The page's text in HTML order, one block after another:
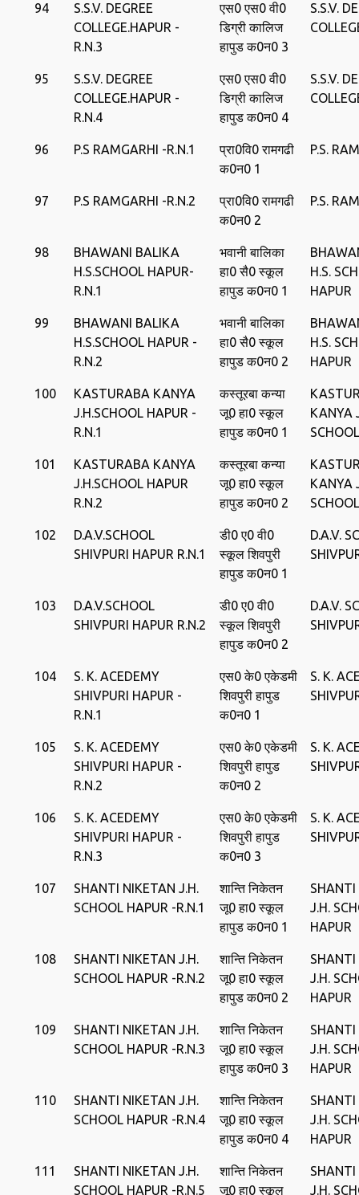
94
S.S.V. DEGREE
COLLEGE.HAPUR -
R.N.3
एस0 एस0 वी0
डिग्री कालिज
हापुड क0न0 3
S.S.V.
95
S.S.V. DEGREE
COLLEGE.HAPUR -
R.N.4
एस0 एस0 वी0
डिग्री कालिज
हापुड क0न0 4
S.S.V.
96 P.S RAMGARHI -R.N.1
प्रा0वि0 रामगढी
क0न0 1
P.S.
97 P.S RAMGARHI -R.N.2
प्रा0वि0 रामगढी
क0न0 2
P.S.
98
BHAWANI BALIKA
H.S.SCHOOL HAPUR-
R.N.1
भवानी बालिका
हा0 सै0 स्‍कूल
हापुड क0न0 1
H.S.
HAPUR
99
BHAWANI BALIKA
H.S.SCHOOL HAPUR -
R.N.2
भवानी बालिका
हा0 सै0 स्‍कूल
हापुड क0न0 2
H.S.
HAPUR
100
KASTURABA KANYA
J.H.SCHOOL HAPUR -
R.N.1
कस्‍तूरबा कन्‍या
जू0 हा0 स्‍कूल
हापुड क0न0 1
KANYA
101
KASTURABA KANYA
J.H.SCHOOL HAPUR
R.N.2
कस्‍तूरबा कन्‍या
जू0 हा0 स्‍कूल
हापुड क0न0 2
KANYA
102
D.A.V.SCHOOL
SHIVPURI HAPUR R.N.1
डी0 ए0 वी0
स्‍कूल शिवपुरी
हापुड क0न0 1
D.A.V.
103
D.A.V.SCHOOL
SHIVPURI HAPUR R.N.2
डी0 ए0 वी0
स्‍कूल शिवपुरी
हापुड क0न0 2
D.A.V.
104
S. K. ACEDEMY
SHIVPURI HAPUR -
R.N.1
एस0 के0 एकेडमी
शिवपुरी हापुड
क0न0 1
S. K.
105
S. K. ACEDEMY
SHIVPURI HAPUR -
R.N.2
एस0 के0 एकेडमी
शिवपुरी हापुड
क0न0 2
S. K.
106
S. K. ACEDEMY
SHIVPURI HAPUR -
R.N.3
एस0 के0 एकेडमी
शिवपुरी हापुड
क0न0 3
S. K.
107
SHANTI NIKETAN J.H.
SCHOOL HAPUR -R.N.1
शान्ति निकेतन
जू0 हा0 स्‍कूल
हापुड क0न0 1
SHANTI
J.H.
HAPUR
108
SHANTI NIKETAN J.H.
SCHOOL HAPUR -R.N.2
शान्ति निकेतन
जू0 हा0 स्‍कूल
हापुड क0न0 2
SHANTI
J.H.
HAPUR
109
SHANTI NIKETAN J.H.
SCHOOL HAPUR -R.N.3
शान्ति निकेतन
जू0 हा0 स्‍कूल
हापुड क0न0 3
SHANTI
J.H.
HAPUR
110
SHANTI NIKETAN J.H.
SCHOOL HAPUR -R.N.4
शान्ति निकेतन
जू0 हा0 स्‍कूल
हापुड क0न0 4
SHANTI
J.H.
HAPUR
111
SHANTI NIKETAN J.H.
SCHOOL HAPUR -R.N.5
शान्ति निकेतन
जू0 हा0 स्‍कूल
SHANTI
J.H.